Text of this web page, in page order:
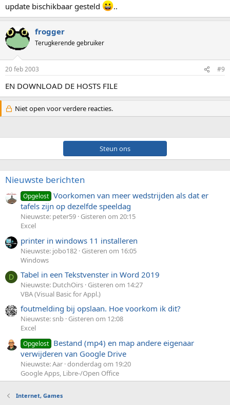
update bischikbaar gesteld
..
frogger
Terugkerende gebruiker
20 feb 2003 #9
EN DOWNLOAD DE HOSTS FILE
Niet open voor verdere reacties.
Steun ons
Nieuwste berichten
Opgelost Voorkomen van meer wedstrijden als dat er
tafels zijn op dezelfde speeldag
Nieuwste: peter59 Gisteren om 20:15
Excel
printer in windows 11 installeren
Nieuwste: jobo182 Gisteren om 16:05
Windows
D Tabel in een Tekstvenster in Word 2019
Nieuwste: DutchOirs Gisteren om 14:27
VBA (Visual Basic for Appl.)
foutmelding bij opslaan. Hoe voorkom ik dit?
Nieuwste: snb Gisteren om 12:08
Excel
Opgelost Bestand (mp4) en map andere eigenaar
verwijderen van Google Drive
Nieuwste: Aar donderdag om 19:20
Google Apps, Libre-/Open Office
Internet, Games